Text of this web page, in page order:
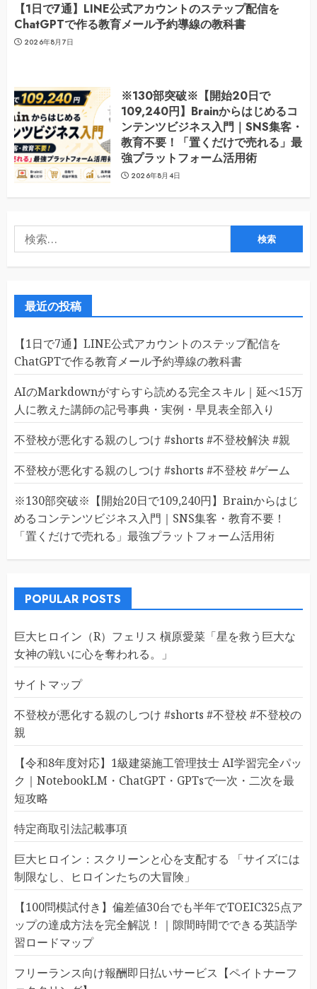
【1日で7通】LINE公式アカウントのステップ配信を
ChatGPTで作る教育メール予約導線の教科書
2026年8月7日
※130部突破※【開始20日で
109,240円】Brainからはじめるコ
ンテンツビジネス入門｜SNS集客・
教育不要！「置くだけで売れる」最
強プラットフォーム活用術
2026年8月4日
索:
最近の投稿
【1日で7通】LINE公式アカウントのステップ配信を
ChatGPTで作る教育メール予約導線の教科書
AIのMarkdownがすらすら読める完全スキル｜延べ15万
人に教えた講師の記号事典・実例・早見表全部入り
不登校が悪化する親のしつけ #shorts #不登校解決 #親
不登校が悪化する親のしつけ #shorts #不登校 #ゲーム
※130部突破※【開始20日で109,240円】Brainからはじ
めるコンテンツビジネス入門｜SNS集客・教育不要！
「置くだけで売れる」最強プラットフォーム活用術
POPULAR POSTS
巨大ヒロイン（R）フェリス 槇原愛菜「星を救う巨大な
女神の戦いに心を奪われる。」
サイトマップ
不登校が悪化する親のしつけ #shorts #不登校 #不登校の
親
【令和8年度対応】1級建築施工管理技士 AI学習完全パッ
ク｜NotebookLM・ChatGPT・GPTsで一次・二次を最
短攻略
特定商取引法記載事項
巨大ヒロイン：スクリーンと心を支配する 「サイズには
制限なし、ヒロインたちの大冒険」
【100問模試付き】偏差値30台でも半年でTOEIC325点ア
ップの達成方法を完全解説！｜隙間時間でできる英語学
習ロードマップ
フリーランス向け報酬即日払いサービス【ペイトナーフ